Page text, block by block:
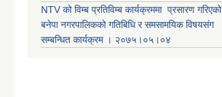
NTV को विम्ब प्रतिविम्ब कार्यक्रममा प्रसारण गरिएको
बनेपा नगरपालिकको गतिबिधि र समसामयिक विषयसंग
सम्बन्धित कार्यक्रम । २०७५।०५।०४